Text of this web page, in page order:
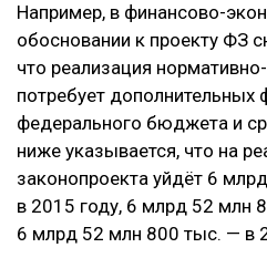
Например, в финансово-
обосновании к проекту ФЗ
что реализация
потребует дополнительных
федерального бюджета и
ниже указывается, что на
законопроекта уйдёт 6
в 2015 году, 6 млрд 52 млн
6 млрд 52 млн 800 тыс. — в